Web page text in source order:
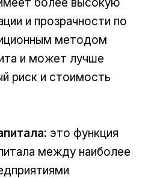
и прозрачности по
методом
и может лучше
риск и стоимость
это функция
между наиболее